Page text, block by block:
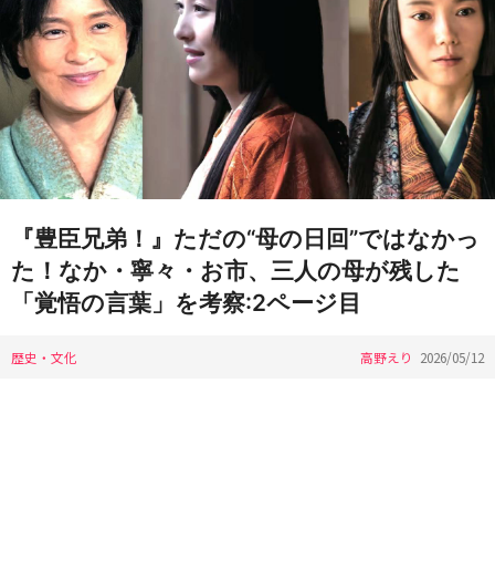
『豊臣兄弟！』ただの“母の日回”ではなかっ
た！なか・寧々・お市、三人の母が残した
「覚悟の言葉」を考察:2ページ目
歴史・文化 高野えり 2026/05/12